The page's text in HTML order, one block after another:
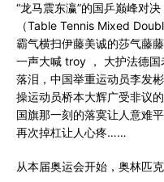
“龙马震东瀛”的国乒巅峰对
（Table Tennis Mixed
霸气横扫伊藤美诚的莎气藤
一声大喊 troy ， 大护法德
落泪，中国举重运动员李发
操运动员桥本大辉广受非议
国旗那一刻的落寞让人意难
再次掉杠让人心疼……
从本届奥运会开始，奥林匹